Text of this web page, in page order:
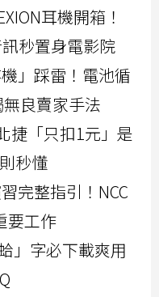
耳機開箱！
秒置身電影院
」踩雷！電池循
良賣家手法
捷「只扣1元」是
秒懂
完整指引！NCC
要工作
」字必下載爽用